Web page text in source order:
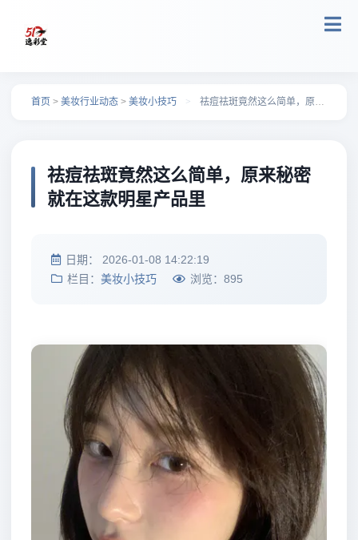
首页 > 美妆行业动态 > 美妆小技巧 > 祛痘祛斑竟然这么简单，原来秘密就在这款明星产品里
祛痘祛斑竟然这么简单，原来秘密
就在这款明星产品里
日期： 2026-01-08 14:22:19
栏目： 美妆小技巧 浏览： 895